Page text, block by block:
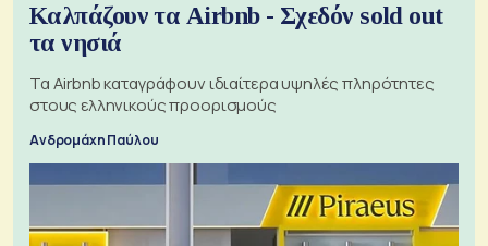
Καλπάζουν τα Airbnb - Σχεδόν sold out
τα νησιά
Τα Airbnb καταγράφουν ιδιαίτερα υψηλές πληρότητες
στους ελληνικούς προορισμούς
Ανδρομάχη Παύλου